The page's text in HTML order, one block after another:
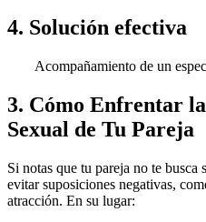
4. Solución efectiva
Acompañamiento de un
3. Cómo Enfrentar
Sexual de Tu Pareja
Si notas que tu pareja no te busca
evitar suposiciones negativas,
atracción. En su lugar: